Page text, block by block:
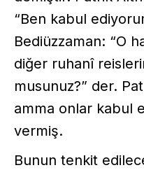
“Ben kabul
Bediüzzaman: “O
diğer ruhanî
musunuz?” der.
amma onlar kabul
vermiş.
Bunun tenkit